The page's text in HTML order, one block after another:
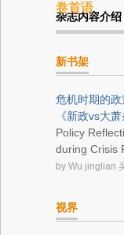
卷首语
杂志内容介绍
新书架
危机时期的政
《新政vs大
Policy
during Crisis
by Wu jinglian
视界